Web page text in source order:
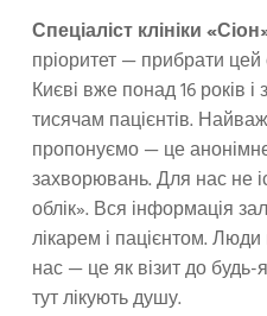
Спеціаліст клініки
пріоритет — прибрати
Києві вже понад 16 років
тисячам пацієнтів.
пропонуємо — це
захворювань. Для нас не
облік». Вся інформація
лікарем і пацієнтом.
нас — це як візит до будь-
тут лікують душу.